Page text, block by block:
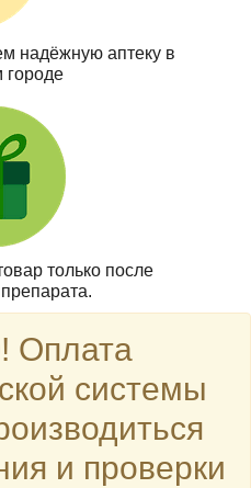
надёжную аптеку в
только после
системы
и проверки